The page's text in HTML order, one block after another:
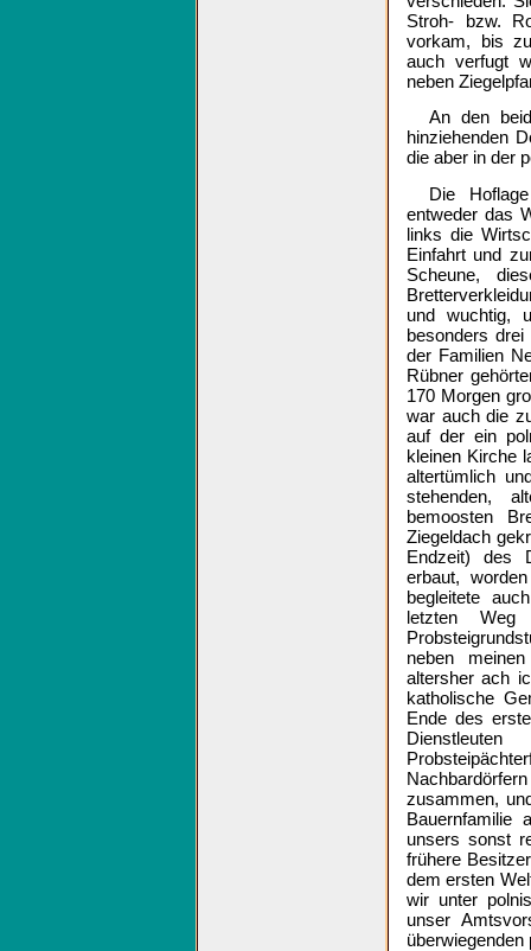
Stroh- bzw.
vorkam, bis
auch verfugt
neben
An den
hinziehenden
die aber in der
Die
entweder das
links die
Einfahrt und
Scheune,
und wuchtig,
besonders
der Familien
Rübner
170 Morgen
war auch die
auf der ein
kleinen Kirche
altertümlich
stehenden,
bemoosten
Ziegeldach
Endzeit) des
erbaut,
begleitete
letzten
neben
altersher ach
katholische
Ende des
zusammen,
Bauernfamilie
unsers sonst
frühere
dem ersten
wir unter
unser
überwiegenden